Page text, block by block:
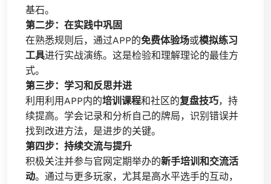
基石。
第二步：在实践中巩固
在熟悉规则后，通过APP的免费体验场或模拟练习
工具进行实战演练。这是检验和理解理论的最佳方
式。
第三步：学习和反思并进
利用利用APP内的培训课程和社区的复盘技巧，持
续提高。学会记录和分析自己的牌局，识别错误并
找到改进方法，是进步的关键。
第四步：持续交流与提升
积极关注并参与官网定期举办的新手培训和交流活
动。通过与更多玩家，尤其是高水平选手的互动，